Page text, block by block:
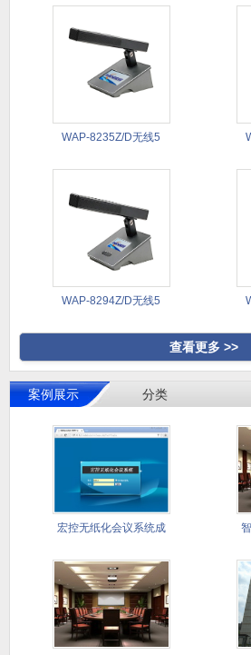
WAP-8235Z/D无线5
WAP-8294Z/D无线5
查看更多 >>
案例展示 分类
宏控无纸化会议系统成